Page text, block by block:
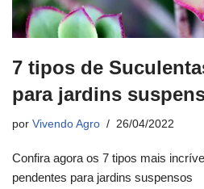
7 tipos de
para jardins
por Vivendo Agro 26/04/2022
Confira agora os 7 tipos mais
pendentes para jardins suspensos